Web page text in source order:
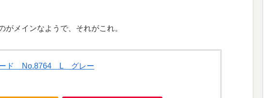
メインなようで、それがこれ。
ード No.8764 L グレー